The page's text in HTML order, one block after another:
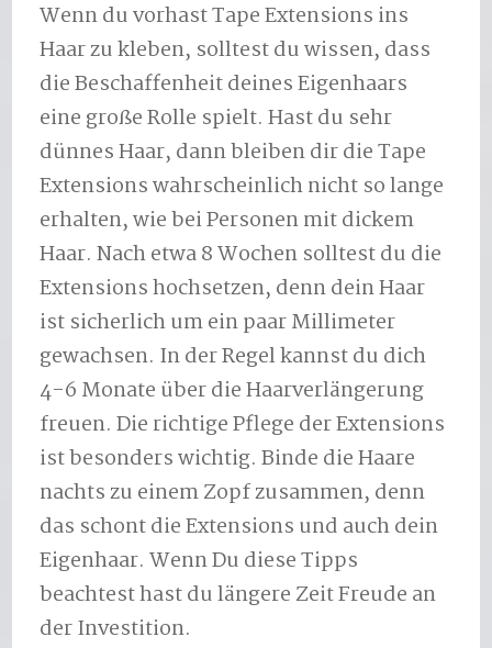
Wenn du vorhast Tape Extensions ins
Haar zu kleben, solltest du wissen, dass
die Beschaffenheit deines Eigenhaars
eine große Rolle spielt. Hast du sehr
dünnes Haar, dann bleiben dir die Tape
Extensions wahrscheinlich nicht so lange
erhalten, wie bei Personen mit dickem
Haar. Nach etwa 8 Wochen solltest du die
Extensions hochsetzen, denn dein Haar
ist sicherlich um ein paar Millimeter
gewachsen. In der Regel kannst du dich
4-6 Monate über die Haarverlängerung
freuen. Die richtige Pflege der Extensions
ist besonders wichtig. Binde die Haare
nachts zu einem Zopf zusammen, denn
das schont die Extensions und auch dein
Eigenhaar. Wenn Du diese Tipps
beachtest hast du längere Zeit Freude an
der Investition.